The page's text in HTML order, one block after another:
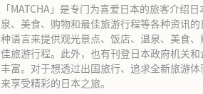
「MATCHA」是专门为喜爱日本的旅客介绍
泉、美食、购物和最佳旅游行程等各种资讯
种语言来提供观光景点、饭店、温泉、美食
佳旅游行程。此外，也有刊登日本政府机关
丰富。对于想透过出国旅行、追求全新旅游
来享受精彩的日本之旅。